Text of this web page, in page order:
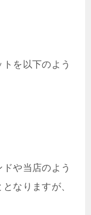
を以下のよう
や当店のよう
なりますが、